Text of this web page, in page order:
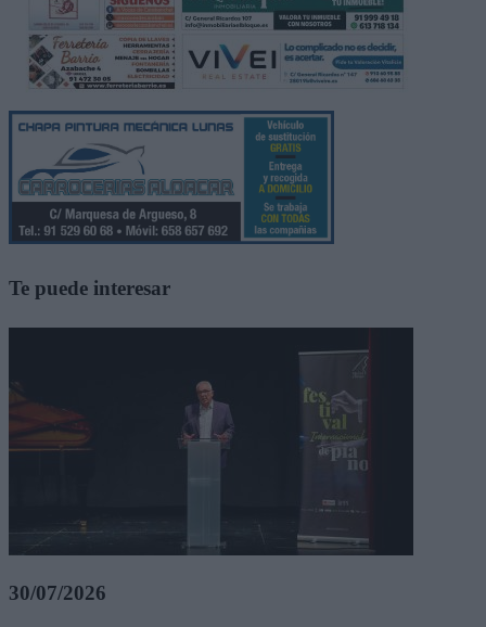
Te puede interesar
30/07/2026